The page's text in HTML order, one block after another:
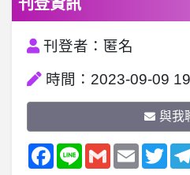
刊登資訊
刊登者：匿名
時間：2023-09-09
與我
Facebook
Line GmailEmail